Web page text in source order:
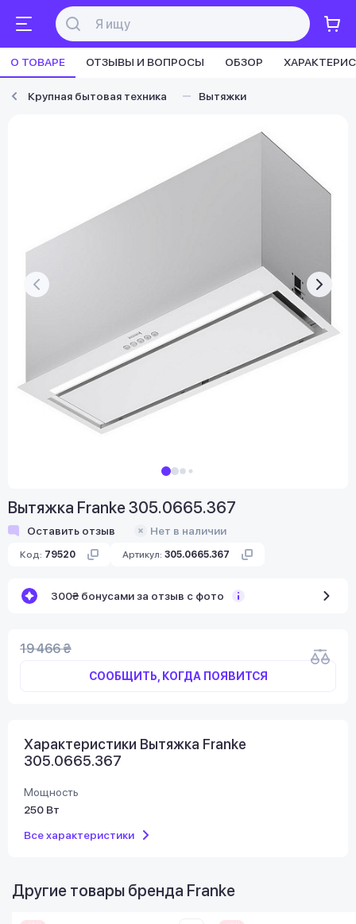
О ТОВАРЕ ОТЗЫВЫ И ВОПРОСЫ ОБЗОР
Крупная бытовая техника Вытяжки
Вытяжка Franke 305.0665.367
Оставить отзыв Нет в наличии
Код: 79520 Артикул: 305.0665.367
300₴ бонусами за отзыв с фото
19 466 ₴
СООБЩИТЬ, КОГДА ПОЯВИТСЯ
Характеристики Вытяжка Franke
305.0665.367
Мощность
250 Вт
Все характеристики
Другие товары бренда Franke